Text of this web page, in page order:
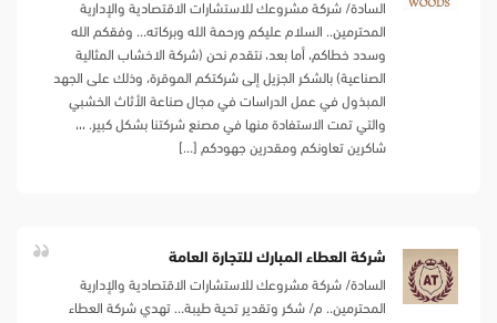
السادة/ شركة مشروعك للاستشارات الاقتصادية والإدارية
المحترمين.. السلام عليكم ورحمة الله وبركاته… وفقكم الله
وسدد خطاكم، أما بعد، نتقدم نحن (شركة الاخشاب المثالية
الصناعية) بالشكر الجزيل إلى شركتكم الموقرة، وذلك على الجهد
المبذول في عمل الدراسات في مجال صناعة الأثاث الخشبي
والتي تمت الاستفادة منها في مصنع شركتنا بشكل كبير. ،،،
شاكرين تعاونكم ومقدرين جهودكم […]
شركة العطاء المبارك للتجارة العامة
السادة/ شركة مشروعك للاستشارات الاقتصادية والإدارية
المحترمين.. م/ شكر وتقدير تحية طيبة… تهدي شركة العطاء